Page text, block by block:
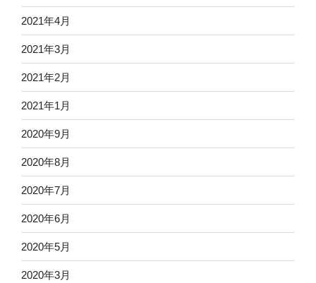
2021年4月
2021年3月
2021年2月
2021年1月
2020年9月
2020年8月
2020年7月
2020年6月
2020年5月
2020年3月